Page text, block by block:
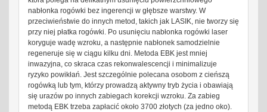
nabłonka rogówki bez ingerencji w głębsze warstwy. W
przeciwieństwie do innych metod, takich jak LASIK, nie tworzy się
przy niej płatka rogówki. Po usunięciu nabłonka rogówki laser
koryguje wadę wzroku, a następnie nabłonek samodzielnie
regeneruje się w ciągu kilku dni. Metoda EBK jest mniej
inwazyjna, co skraca czas rekonwalescencji i minimalizuje
ryzyko powikłań. Jest szczególnie polecana osobom z cieńszą
rogówką lub tym, którzy prowadzą aktywny tryb życia i obawiają
się urazów po innych zabiegach korekcji wzroku. Za zabieg
metodą EBK trzeba zapłacić około 3700 złotych (za jedno oko).